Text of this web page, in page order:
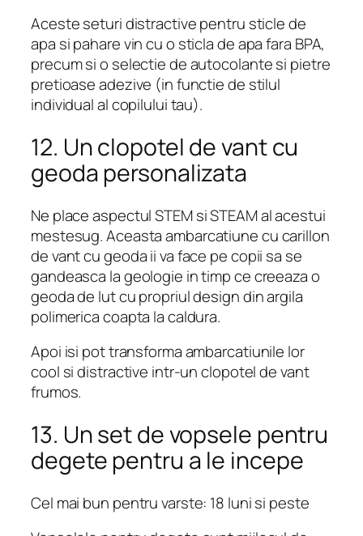
Aceste seturi distractive pentru sticle de
apa si pahare vin cu o sticla de apa fara BPA,
precum si o selectie de autocolante si pietre
pretioase adezive (in functie de stilul
individual al copilului tau).
12. Un clopotel de vant cu
geoda personalizata
Ne place aspectul STEM si STEAM al acestui
mestesug. Aceasta ambarcatiune cu carillon
de vant cu geoda ii va face pe copii sa se
gandeasca la geologie in timp ce creeaza o
geoda de lut cu propriul design din argila
polimerica coapta la caldura.
Apoi isi pot transforma ambarcatiunile lor
cool si distractive intr-un clopotel de vant
frumos.
13. Un set de vopsele pentru
degete pentru a le incepe
Cel mai bun pentru varste: 18 luni si peste